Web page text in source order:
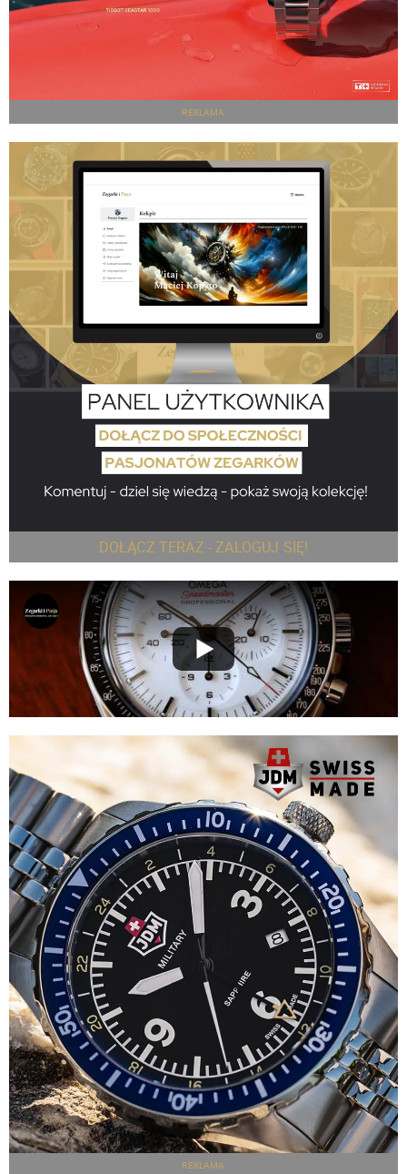
REKLAMA
DOŁĄCZ TERAZ - ZALOGUJ SIĘ!
REKLAMA